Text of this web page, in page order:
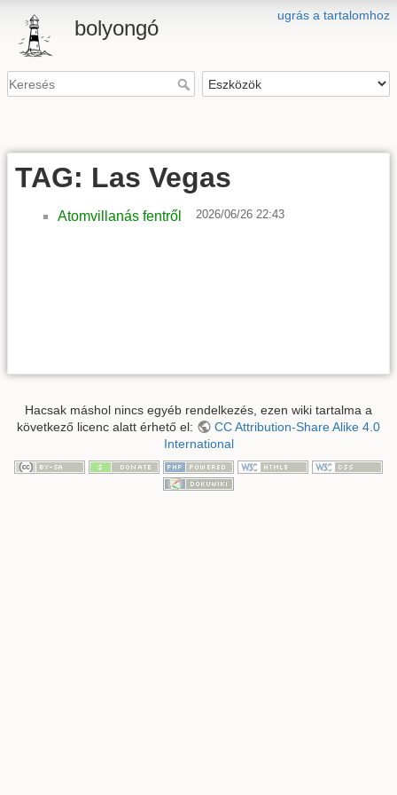
ugrás a tartalomhoz
bolyongó
TAG: Las Vegas
Atomvillanás fentről 2026/06/26 22:43
Hacsak máshol nincs egyéb rendelkezés, ezen wiki tartalma a
következő licenc alatt érhető el:
CC Attribution-Share Alike 4.0
International